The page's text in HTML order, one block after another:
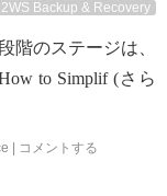
Backup & Recovery
階のステージは、
to Simplif (さら
コメントする